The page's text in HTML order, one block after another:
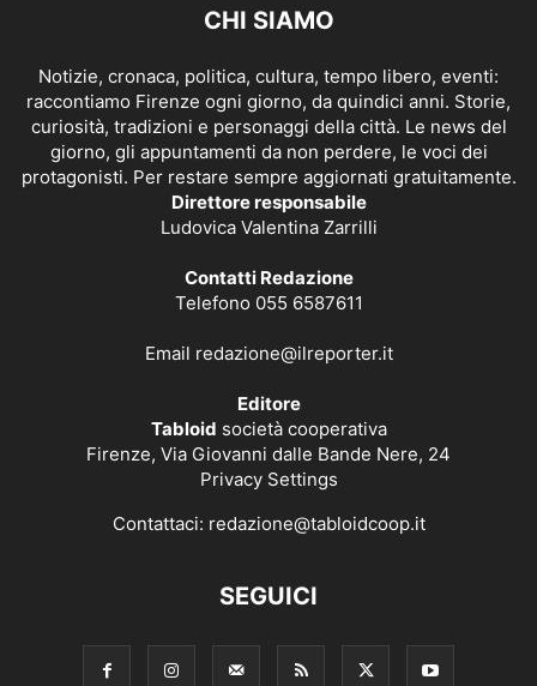
CHI SIAMO
Notizie, cronaca, politica, cultura, tempo libero, eventi:
raccontiamo Firenze ogni giorno, da quindici anni. Storie,
curiosità, tradizioni e personaggi della città. Le news del
giorno, gli appuntamenti da non perdere, le voci dei
protagonisti. Per restare sempre aggiornati gratuitamente.
Direttore responsabile
Ludovica Valentina Zarrilli
Contatti Redazione
Telefono 055 6587611
Email redazione@ilreporter.it
Editore
Tabloid società cooperativa
Firenze, Via Giovanni dalle Bande Nere, 24
Privacy Settings
Contattaci: redazione@tabloidcoop.it
SEGUICI